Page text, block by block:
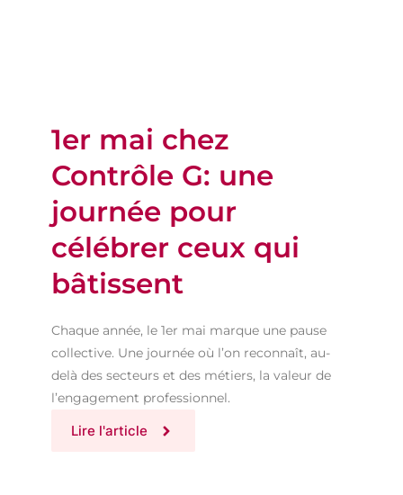
1er mai chez
Contrôle G: une
journée pour
célébrer ceux qui
bâtissent
Chaque année, le 1er mai marque une pause
collective. Une journée où l’on reconnaît, au-
delà des secteurs et des métiers, la valeur de
l’engagement professionnel.
Lire l'article